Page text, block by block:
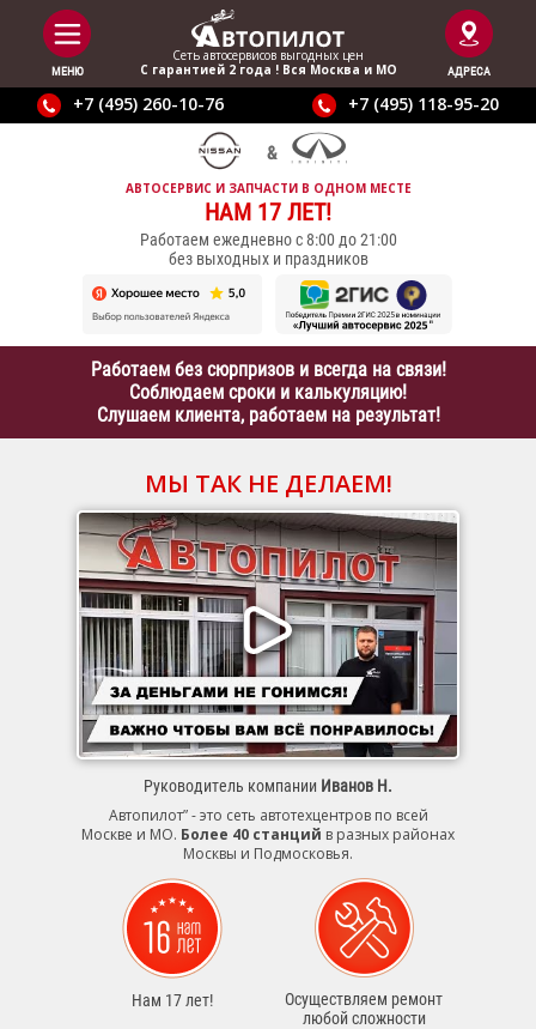
МЕНЮ
Сеть автосервисов выгодныx цен
С гарантией 2 года ! Вся Москва и МО
АДРЕСА
+7 (495) 260-10-76 +7 (495) 118-95-20
АВТОСЕРВИС И ЗАПЧАСТИ В ОДНОМ МЕСТЕ
НАМ 17 ЛЕТ!
Работаем ежедневно с 8:00 до 21:00
без выходных и праздников
Работаем без сюрпризов и всегда на связи!
Соблюдаем сроки и калькуляцию!
Слушаем клиента, работаем на результат!
МЫ ТАК НЕ ДЕЛАЕМ!
Руководитель компании Иванов Н.
Автопилот” - это сеть автотехцентров по всей
Москве и МО. Более 40 станций в разных районах
Москвы и Подмосковья.
Нам 17 лет!
Осуществляем ремонт
любой сложности